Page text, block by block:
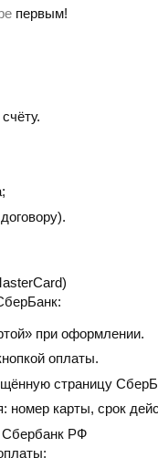
первым!
при оформлении.
оплаты.
страницу
номер карты, срок
Сбербанк РФ